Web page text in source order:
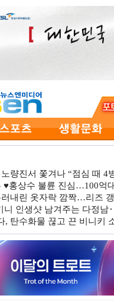
량진서 쫓겨나 “점심 때 4
♥홍상수 불륜 진심…100억
내린 옷자락 깜짝…리즈
니 인생샷 남겨주는 다정
, 탄수화물 끊고 끈 비니키